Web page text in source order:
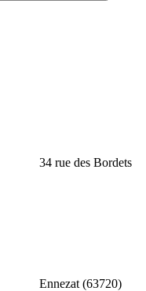
34 rue des Bordets
Ennezat (63720)